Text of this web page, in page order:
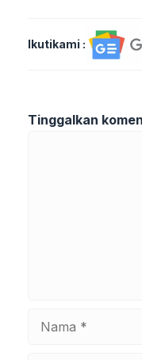
Ikutikami :
Tinggalkan